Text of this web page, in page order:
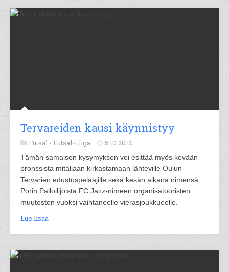
Tervareiden kausi käynnistyy
Futsal - Futsal-Liiga 5.10.2012
Tämän samaisen kysymyksen voi esittää myös kevään
pronssista mitaliaan kirkastamaan lähteville Oulun
Tervarien edustuspelaajille sekä kesän aikana nimensä
Porin Palloilijoista FC Jazz-nimeen organisatooristen
muutosten vuoksi vaihtaneelle vierasjoukkueelle.
Lue lisää